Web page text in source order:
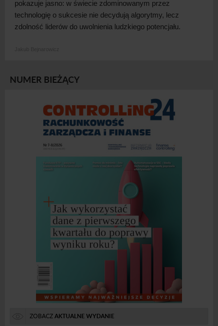
pokazuje jasno: w świecie zdominowanym przez
technologię o sukcesie nie decydują algorytmy, lecz
zdolność liderów do uwolnienia ludzkiego potencjału.
NUMER BIEŻĄCY
ZOBACZAKTUALNE WYDANIE